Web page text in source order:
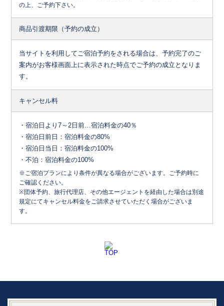
の上、ご予約下さい。
商品引渡期限 （予約の成立）
当サイトを利用してご宿泊予約をされる場合は、予約完了のご
案内がお客様画面上に表示された時点でご予約の成立となりま
す。
キャンセル料
・宿泊日より7～2日前…宿泊料金の40％
・宿泊日前日：宿泊料金の80%
・宿泊日当日：宿泊料金の100%
・不泊：宿泊料金の100%
※ご宿泊プランにより条件が異なる場合がございます。ご予約時に
ご確認ください。
※団体予約、旅行代理店、その他エージェントを経由した場合は別途
規定にてキャンセル料金をご請求させていただく場合がございま
す。